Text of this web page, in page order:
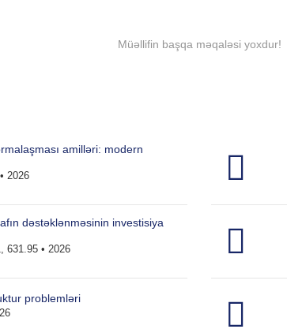
Müəllifin başqa məqaləsi yoxdur!
amilləri: modern
2026
dəstəklənməsinin investisiya
631.95 • 2026
problemləri